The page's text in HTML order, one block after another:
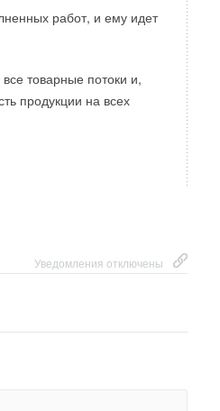
работ, и ему идет
товарные потоки и,
продукции на всех
Уведомления отключены
с земными
космической
ракет Starship.